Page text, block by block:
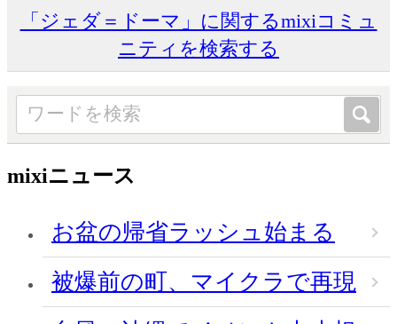
「ジェダ＝ドーマ」に関するmixiコミュ
ニティを検索する
mixiニュース
お盆の帰省ラッシュ始まる
被爆前の町、マイクラで再現